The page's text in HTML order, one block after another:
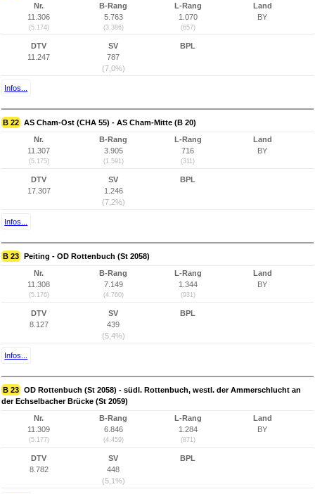
Nr.
11.306
(5.174)
B-Rang
5.763
(3.386)
L-Rang
1.070
(657)
Land
BY
DTV
11.247
SV
787
(7,0%)
BPL
Infos...
B 22 AS Cham-Ost (CHA 55) - AS Cham-Mitte (B 20)
Nr.
11.307
(5.175)
B-Rang
3.905
(1.591)
L-Rang
716
(311)
Land
BY
DTV
17.307
SV
1.246
(7,2%)
BPL
Infos...
B 23 Peiting - OD Rottenbuch (St 2058)
Nr.
11.308
(5.176)
B-Rang
7.149
(4.760)
L-Rang
1.344
(931)
Land
BY
DTV
8.127
SV
439
(5,4%)
BPL
Infos...
B 23 OD Rottenbuch (St 2058) - südl. Rottenbuch, westl. der Ammerschlucht an
der Echselbacher Brücke (St 2059)
Nr.
11.309
(5.177)
B-Rang
6.846
(4.459)
L-Rang
1.284
(871)
Land
BY
DTV
8.782
SV
448
(5,1%)
BPL